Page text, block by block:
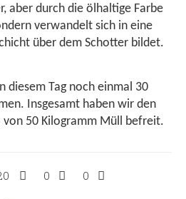
aber durch die ölhaltige Farbe
verwandelt sich in eine
über dem Schotter bildet.
diesem Tag noch einmal 30
Insgesamt haben wir den
50 Kilogramm Müll befreit.
0 0